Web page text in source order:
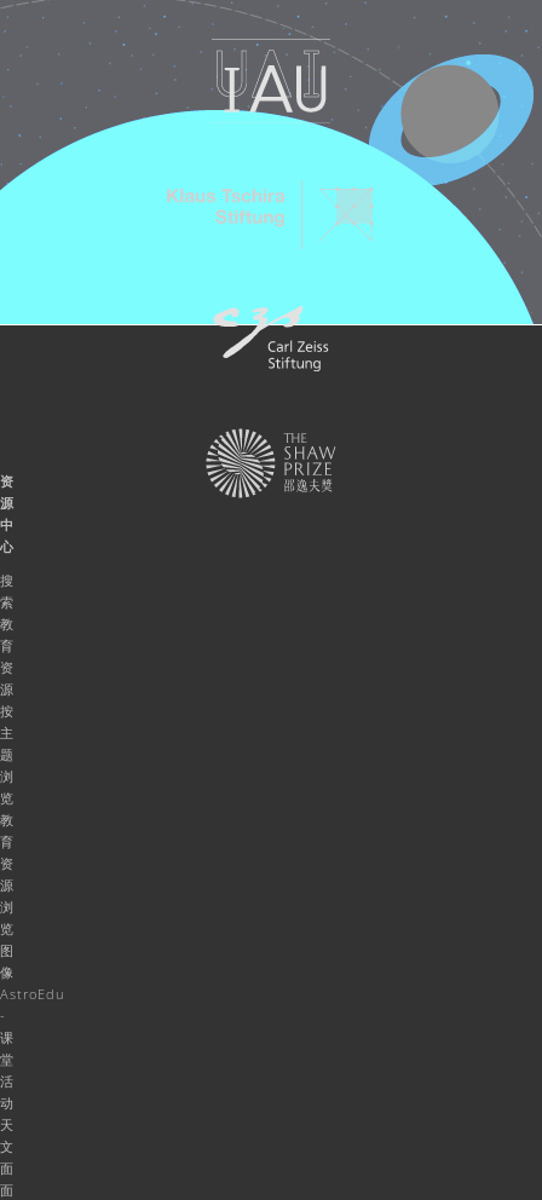
资
源
中
心
搜
索
教
育
资
源
按
主
题
浏
览
教
育
资
源
浏
览
图
像
AstroEdu
-
课
堂
活
动
天
文
面
面